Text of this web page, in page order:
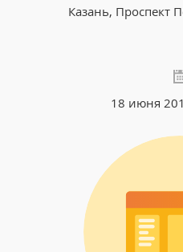
Казань, Проспект
18 июня